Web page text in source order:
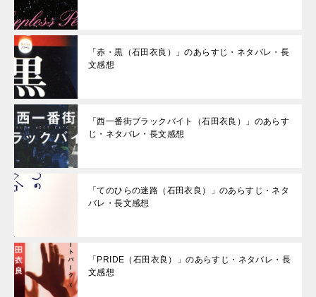
「赤・黒（石田衣良）」のあらすじ・ネタバレ・長
文感想
「西一番街ブラックバイト（石田衣良）」のあらす
じ・ネタバレ・長文感想
「てのひらの迷路（石田衣良）」のあらすじ・ネタ
バレ・長文感想
「PRIDE（石田衣良）」のあらすじ・ネタバレ・長
文感想